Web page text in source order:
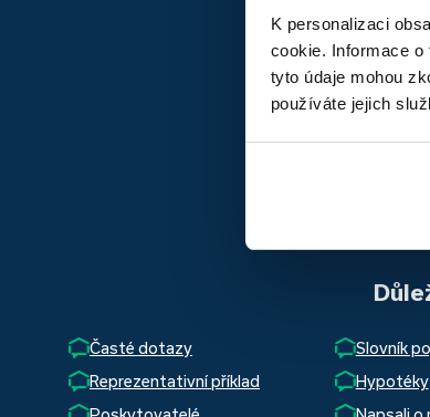
K personalizaci
cookie. Informace
tyto údaje mohou
používáte jejich
Časté dotazy Slovník
Reprezentativní příklad
Hypotéky